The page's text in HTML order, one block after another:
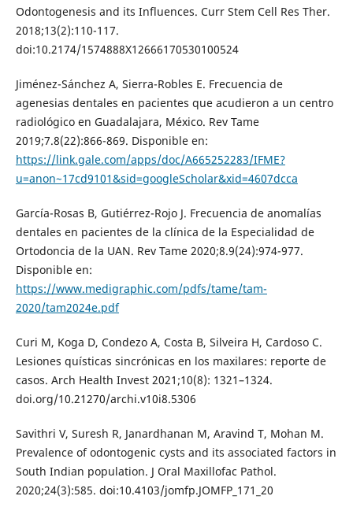
Odontogenesis and its Influences. Curr Stem Cell Res Ther.
2018;13(2):110-117.
doi:10.2174/1574888X12666170530100524
Jiménez-Sánchez A, Sierra-Robles E. Frecuencia de
agenesias dentales en pacientes que acudieron a un centro
radiológico en Guadalajara, México. Rev Tame
2019;7.8(22):866-869. Disponible en:
https://link.gale.com/apps/doc/A665252283/IFME?
u=anon~17cd9101&sid=googleScholar&xid=4607dcca
García-Rosas B, Gutiérrez-Rojo J. Frecuencia de anomalías
dentales en pacientes de la clínica de la Especialidad de
Ortodoncia de la UAN. Rev Tame 2020;8.9(24):974-977.
Disponible en:
https://www.medigraphic.com/pdfs/tame/tam-
2020/tam2024e.pdf
Curi M, Koga D, Condezo A, Costa B, Silveira H, Cardoso C.
Lesiones quísticas sincrónicas en los maxilares: reporte de
casos. Arch Health Invest 2021;10(8): 1321–1324.
doi.org/10.21270/archi.v10i8.5306
Savithri V, Suresh R, Janardhanan M, Aravind T, Mohan M.
Prevalence of odontogenic cysts and its associated factors in
South Indian population. J Oral Maxillofac Pathol.
2020;24(3):585. doi:10.4103/jomfp.JOMFP_171_20